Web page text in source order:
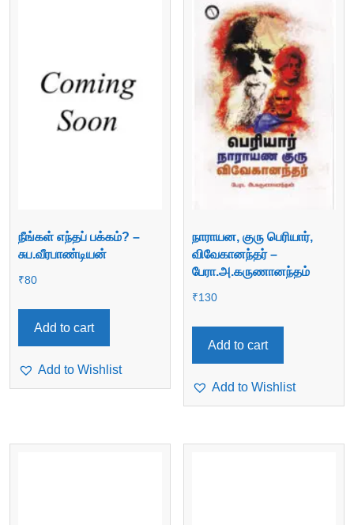
நீங்கள் எந்தப் பக்கம்? –
சுப.வீரபாண்டியன்
₹80
Add to cart
Add to Wishlist
நாராயன, குரு பெரியார்,
விவேகானந்தர் –
பேரா.அ.கருணானந்தம்
₹130
Add to cart
Add to Wishlist